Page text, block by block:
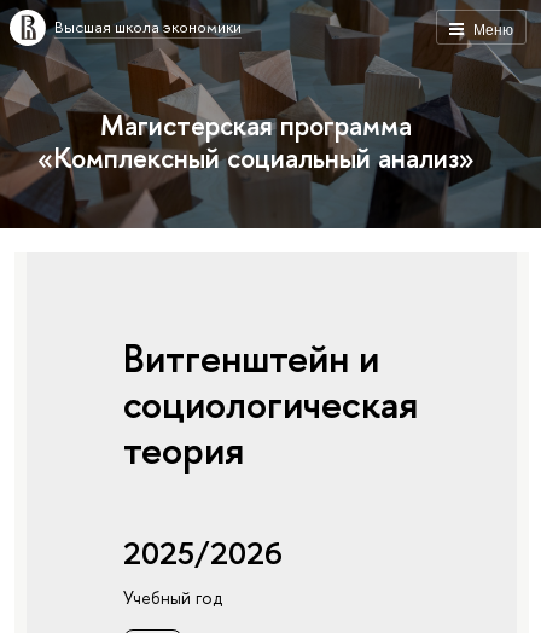
Меню
Высшая школа экономики
Магистерская программа
«Комплексный социальный анализ»
Витгенштейн и
социологическая
теория
2025/2026
Учебный год